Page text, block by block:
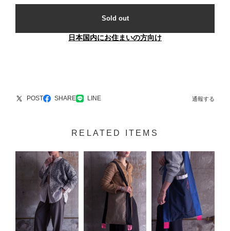
Sold out
日本国内にお住まいの方向け
POST SHARE LINE 通報する
RELATED ITEMS